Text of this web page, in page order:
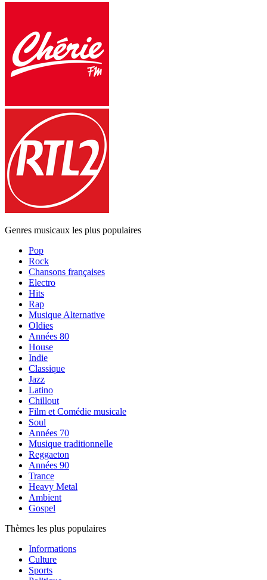
Genres musicaux les plus populaires
Pop
Rock
Chansons françaises
Electro
Hits
Rap
Musique Alternative
Oldies
Années 80
House
Indie
Classique
Jazz
Latino
Chillout
Film et Comédie musicale
Soul
Années 70
Musique traditionnelle
Reggaeton
Années 90
Trance
Heavy Metal
Ambient
Gospel
Thèmes les plus populaires
Informations
Culture
Sports